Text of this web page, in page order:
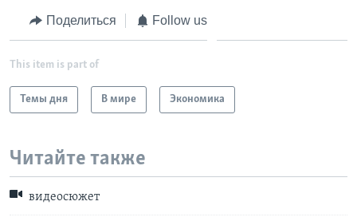
Поделиться Follow us
This item is part of
Темы дня В мире Экономика
Читайте также
видеосюжет